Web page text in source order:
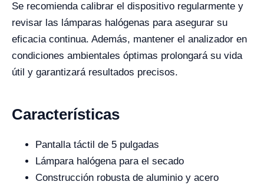
Se recomienda calibrar el dispositivo regularmente y
revisar las lámparas halógenas para asegurar su
eficacia continua. Además, mantener el analizador en
condiciones ambientales óptimas prolongará su vida
útil y garantizará resultados precisos.
Características
Pantalla táctil de 5 pulgadas
Lámpara halógena para el secado
Construcción robusta de aluminio y acero